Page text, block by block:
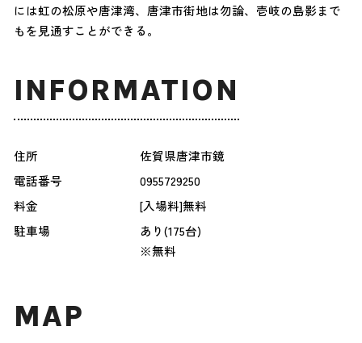
には虹の松原や唐津湾、唐津市街地は勿論、壱岐の島影まで
もを見通すことができる。
INFORMATION
住所
佐賀県唐津市鏡
電話番号
0955729250
料金
[入場料]無料
駐車場
あり(175台)
※無料
MAP